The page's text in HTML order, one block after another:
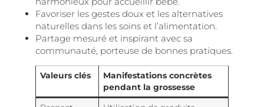
Favoriser les gestes doux et les alternatives
naturelles dans les soins et l’alimentation.
Partage mesuré et inspirant avec sa
communauté, porteuse de bonnes pratiques.
Valeurs clés
Manifestations concrètes
pendant la grossesse